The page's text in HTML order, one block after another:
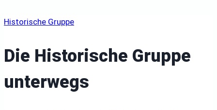
Historische Gruppe
Die Historische Gruppe
unterwegs